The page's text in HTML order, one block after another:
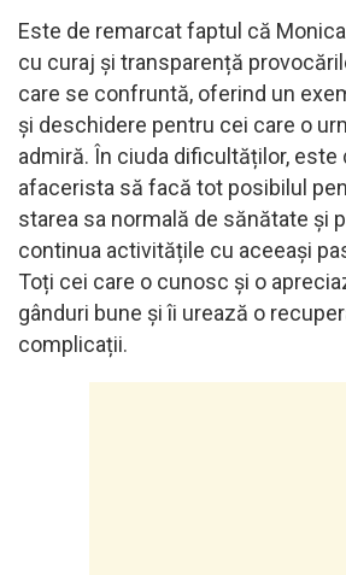
Este de remarcat faptul că
cu curaj și transparență
care se confruntă, oferind un
și deschidere pentru cei care o
admiră. În ciuda dificultăților, este
afacerista să facă tot posibilul
starea sa normală de sănătate și
continua activitățile cu aceeași
Toți cei care o cunosc și o
gânduri bune și îi urează o
complicații.